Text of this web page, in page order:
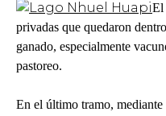
El
privadas que quedaron
ganado, especialmente
pastoreo.
En el último tramo,